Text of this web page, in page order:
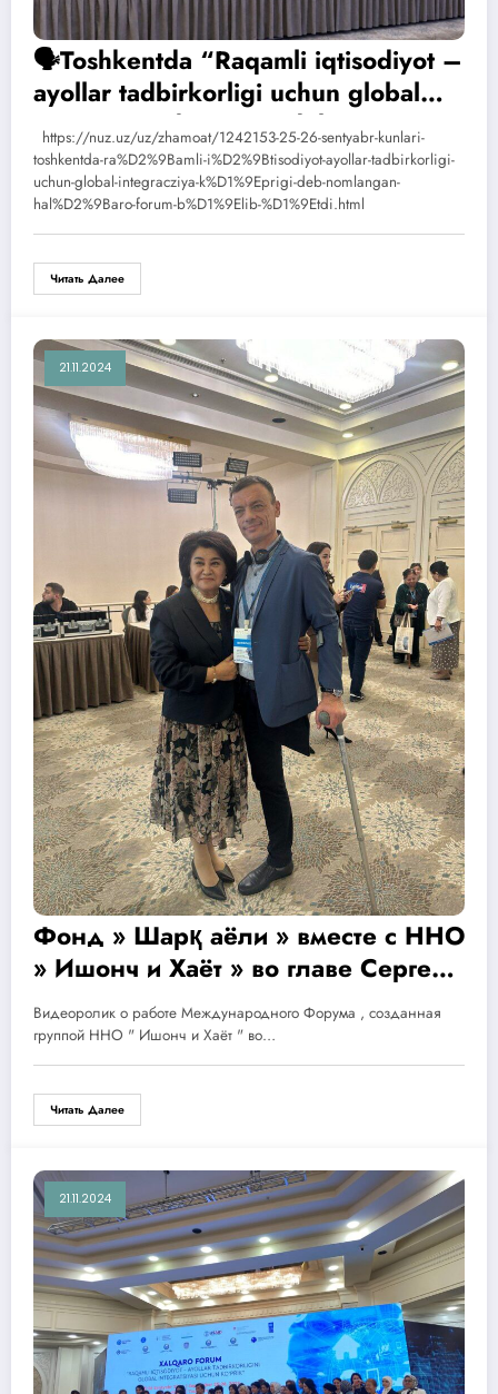
🗣Toshkentda “Raqamli iqtisodiyot –
ayollar tadbirkorligi uchun global
integratsiya koʻprigi” deb
nomlangan xalqaro forum boʻlib oʻtdi
https://nuz.uz/uz/zhamoat/1242153-25-26-sentyabr-kunlari-
toshkentda-ra%D2%9Bamli-i%D2%9Btisodiyot-ayollar-tadbirkorligi-
uchun-global-integracziya-k%D1%9Eprigi-deb-nomlangan-
hal%D2%9Baro-forum-b%D1%9Elib-%D1%9Etdi.html
Читать Далее
21.11.2024
Фонд » Шарқ аёли » вместе с ННО
» Ишонч и Хаёт » во главе Сергей
Учаевым реализовали грантовый
Проект совместно с
ЕВРОСОЮЗОМ по он- лайн
обучению цифровым профессиям
женщин- инвалидов и людей с
ВИЧ заболеваниями .
Видеоролик о работе Международного Форума , созданная
группой ННО " Ишонч и Хаёт " во…
Читать Далее
21.11.2024